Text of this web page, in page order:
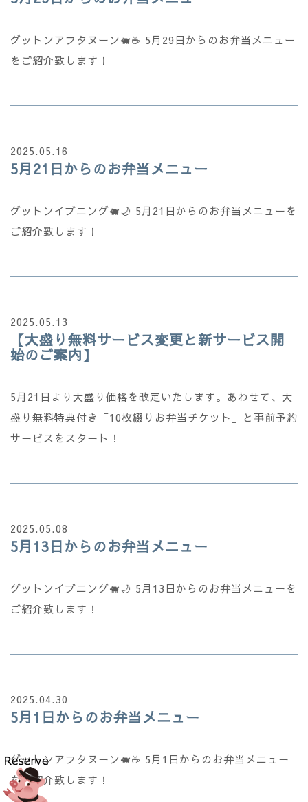
グットンアフタヌーン🐖☕ 5月29日からのお弁当メニュー
をご紹介致します！
2025.05.16
5月21日からのお弁当メニュー
グットンイブニング🐖🌙 5月21日からのお弁当メニューを
ご紹介致します！
2025.05.13
【大盛り無料サービス変更と新サービス開
始のご案内】
5月21日より大盛り価格を改定いたします。あわせて、大
盛り無料特典付き「10枚綴りお弁当チケット」と事前予約
サービスをスタート！
2025.05.08
5月13日からのお弁当メニュー
グットンイブニング🐖🌙 5月13日からのお弁当メニューを
ご紹介致します！
2025.04.30
5月1日からのお弁当メニュー
グットンアフタヌーン🐖☕ 5月1日からのお弁当メニュー
をご紹介致します！